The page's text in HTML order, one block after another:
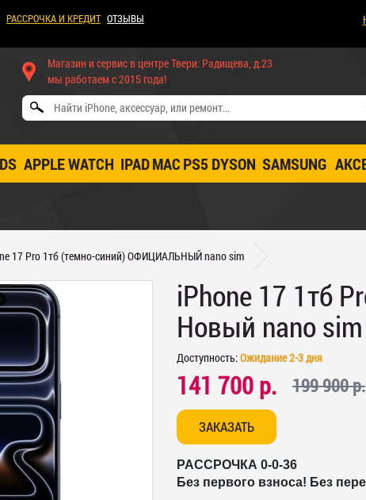
РАССРОЧКА И КРЕДИТ ОТЗЫВЫ
Магазин и сервис в центре Твери: Радищева, д.23
мы работаем с 2015 года!
APPLE WATCH IPADMACPS5 DYSON SAMSUNG
17 Pro 1тб (темно-синий) ОФИЦИАЛЬНЫЙ nano sim
iPhone 17 1тб
Новый nano sim
Доступность:Ожидание 2-3 дня
141 700 р. 199 900 р.
ЗАКАЗАТЬ
РАССРОЧКА 0-0-36
Без первого взноса! Без